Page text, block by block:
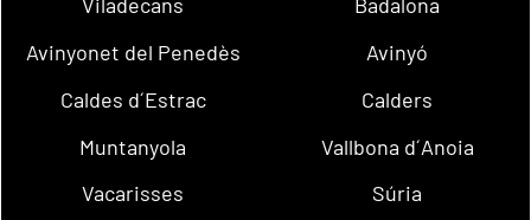
Avinyonet del Penedès
Avinyó
Caldes d´Estrac
Calders
Muntanyola
Vallbona d´Anoia
Vacarisses
Súria